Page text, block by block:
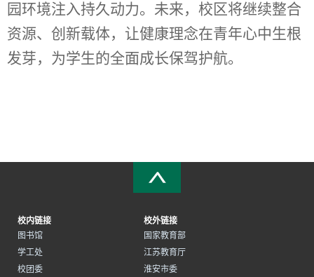
园环境注入持久动力。未来，校区将继续整合
资源、创新载体，让健康理念在青年心中生根
发芽，为学生的全面成长保驾护航。
校内链接
图书馆
学工处
校团委
校外链接
国家教育部
江苏教育厅
淮安市委